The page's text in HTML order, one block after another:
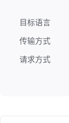
目标语言
传输方式
请求方式